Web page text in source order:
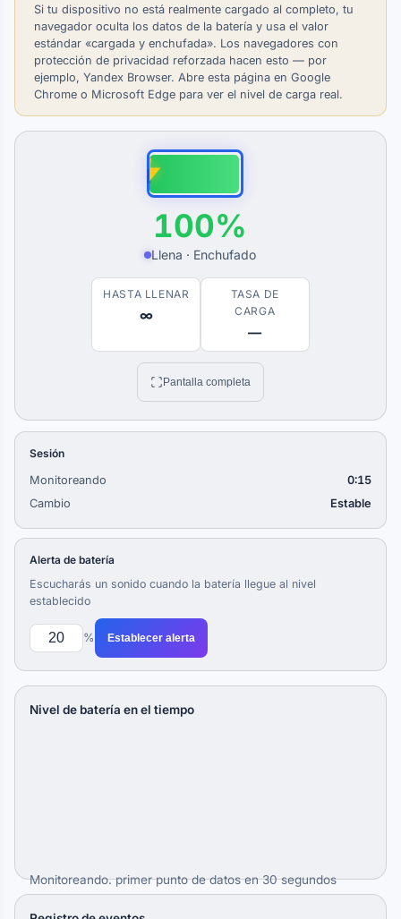
Si tu dispositivo no está realmente cargado al completo, tu
navegador oculta los datos de la batería y usa el valor
estándar «cargada y enchufada». Los navegadores con
protección de privacidad reforzada hacen esto — por
ejemplo, Yandex Browser. Abre esta página en Google
Chrome o Microsoft Edge para ver el nivel de carga real.
100%
Llena · Enchufado
HASTA LLENAR
∞
TASA DE
CARGA
—
Pantalla completa
Sesión
Monitoreando
0:16
Cambio
Estable
Alerta de batería
Escucharás un sonido cuando la batería llegue al nivel
establecido
% Establecer alerta
Nivel de batería en el tiempo
Monitoreando. primer punto de datos en 30 segundos